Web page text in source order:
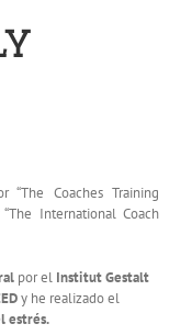
“The Coaches Training
International Coach
por el Institut Gestalt
y he realizado el
estrés.